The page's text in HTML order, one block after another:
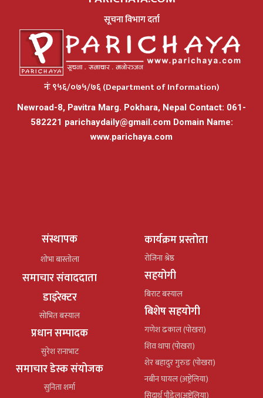
सूचना विभाग दर्ता
नंः ९५६/०७५/७६ (Department of Information)
Newroad-8, Pavitra Marg. Pokhara, Nepal Contact: 061-
582221 parichaydaily@gmail.comDomain Name:
www.parichaya.com
संस्थापक
शोभा बास्तोला
समाचार संवाददाता
डाइरेक्टर
सोभित बस्याल
प्रधान सम्पादक
सुरेश रानाभाट
समाचार डेस्क संयोजक
सुनिता शर्मा
कार्यक्रम प्रस्तोता
रोजिना श्रेष्ठ
सहयोगी
बिराट बस्याल
बिशेष सहयोगी
गणेश ढकाल (पोखरा)
शिव थापा (पोखरा)
शेर बहादुर गुरुङ (पोखरा)
नबीन घायल (अष्ट्रेलिया)
सिदार्थ पौडेल(अष्ट्रेलिया)